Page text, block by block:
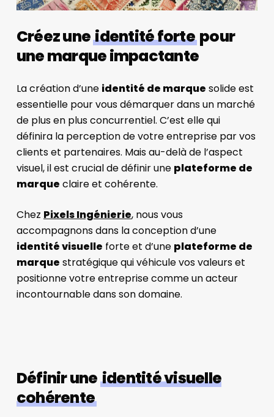
Créez uneidentité fortepour
une marque impactante
La création d’une identité de marque solide est
essentielle pour vous démarquer dans un marché
de plus en plus concurrentiel. C’est elle qui
définira la perception de votre entreprise par vos
clients et partenaires. Mais au-delà de l’aspect
visuel, il est crucial de définir une plateforme de
marque claire et cohérente.
Chez Pixels Ingénierie, nous vous
accompagnons dans la conception d’une
identité visuelle forte et d’une plateforme de
marque stratégique qui véhicule vos valeurs et
positionne votre entreprise comme un acteur
incontournable dans son domaine.
Définir une identité visuelle
cohérente